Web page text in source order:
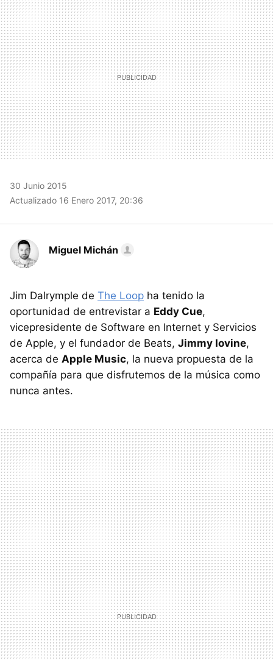
MAIL
30 Junio 2015
Actualizado 16 Enero 2017, 20:36
Miguel Michán
Jim Dalrymple de The Loop ha tenido la
oportunidad de entrevistar a Eddy Cue,
vicepresidente de Software en Internet y Servicios
de Apple, y el fundador de Beats, Jimmy Iovine,
acerca de Apple Music, la nueva propuesta de la
compañía para que disfrutemos de la música como
nunca antes.